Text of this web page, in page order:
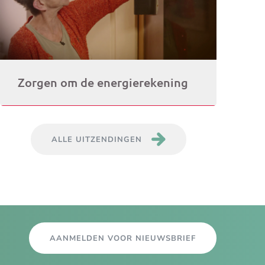
Zorgen om de energierekening
ALLE UITZENDINGEN
AANMELDEN VOOR NIEUWSBRIEF